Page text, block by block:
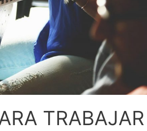
TRABAJAR